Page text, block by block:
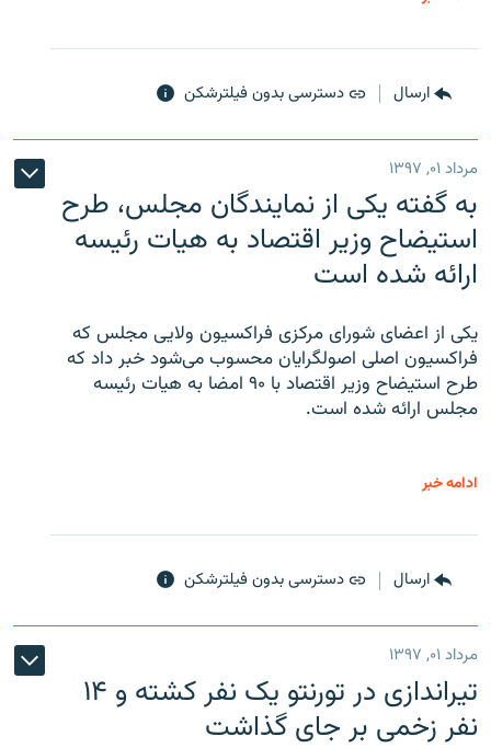
ارسال دسترسی بدون فیلترشکن
مرداد ۰۱, ۱۳۹۷
به گفته یکی از نمایندگان مجلس، طرح
استیضاح وزیر اقتصاد به هیات رئیسه
ارائه شده است
یکی از اعضای شورای مرکزی فراکسیون ولایی مجلس که
فراکسیون اصلی اصولگرایان محسوب می‌شود خبر داد که
طرح استیضاح وزیر اقتصاد با ۹۰ امضا به هیات رئیسه
مجلس ارائه شده است.
ادامه خبر
ارسال دسترسی بدون فیلترشکن
مرداد ۰۱, ۱۳۹۷
تیراندازی در تورنتو یک نفر کشته و ۱۴
نفر زخمی بر جای گذاشت